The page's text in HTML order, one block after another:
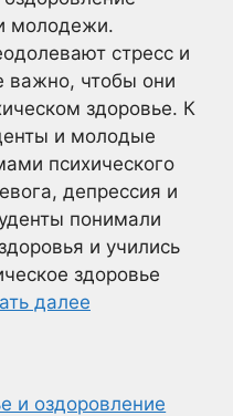
молодежи.
стресс и
важно, чтобы они
здоровье. К
и молодые
психического
депрессия и
понимали
и учились
здоровье
далее
и оздоровление